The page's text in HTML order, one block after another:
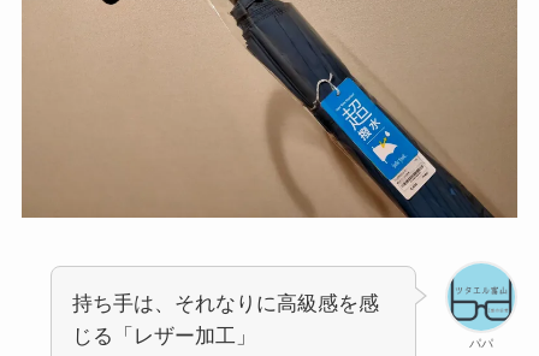
パパ
持ち手は、それなりに高級感を感
じる「レザー加工」